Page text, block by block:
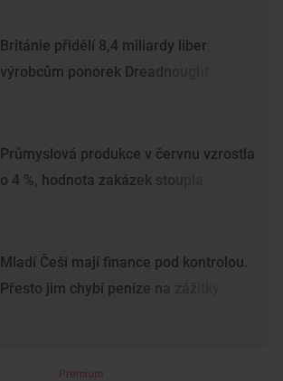
Británie přidělí 8,4 miliardy liber
výrobcům ponorek Dreadnought
Průmyslová produkce v červnu vzrostla
o 4 %, hodnota zakázek stoupla
Mladí Češi mají finance pod kontrolou.
Přesto jim chybí peníze na zážitky
Premium